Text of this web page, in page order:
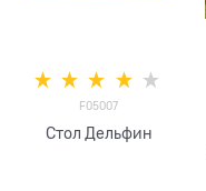
F05007
Стол Дельфин